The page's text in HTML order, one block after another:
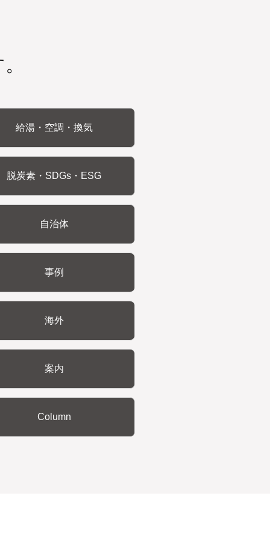
給湯・空調・換気
脱炭素・SDGs・ESG
自治体
事例
海外
案内
Column